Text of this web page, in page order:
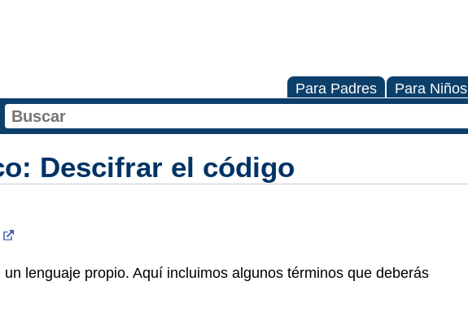
Para Padres Para Niños
Descifrar el código
lenguaje propio. Aquí incluimos algunos términos que deberás